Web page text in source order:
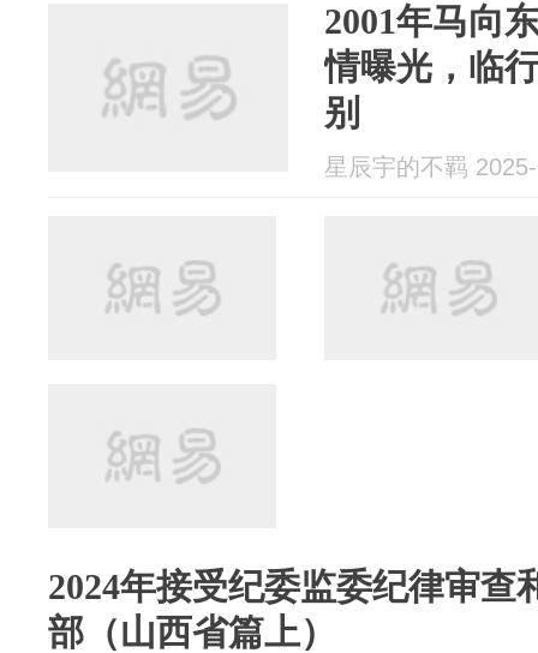
2001年马向
情曝光，临
别
星辰宇的不羁
2024年接受纪委监委纪律审查
部（山西省篇上）